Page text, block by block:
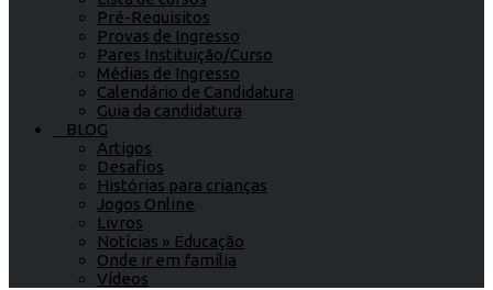
Pré-Requisitos
Provas de Ingresso
Pares Instituição/Curso
Médias de Ingresso
Calendário de Candidatura
Guia da candidatura
BLOG
Artigos
Desafios
Histórias para crianças
Jogos Online
Livros
Notícias » Educação
Onde ir em família
Vídeos